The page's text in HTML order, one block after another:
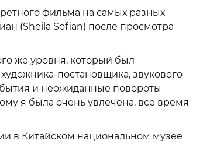
фильма на самых разных
(Sheila Sofian) после просмотра
же уровня, который был
постановщика, звукового
и неожиданные повороты
я была очень увлечена, все время
в Китайском национальном музее